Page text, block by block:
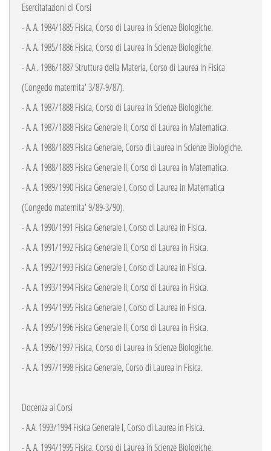
Esercitatazioni di Corsi
- A. A. 1984/1885 Fisica, Corso di Laurea in Scienze Biologiche.
- A. A. 1985/1886 Fisica, Corso di Laurea in Scienze Biologiche.
- A.A . 1986/1887 Struttura della Materia, Corso di Laurea in Fisica
(Congedo maternita' 3/87-9/87).
- A. A. 1987/1888 Fisica, Corso di Laurea in Scienze Biologiche.
- A. A. 1987/1888 Fisica Generale II, Corso di Laurea in Matematica.
- A. A. 1988/1889 Fisica Generale, Corso di Laurea in Scienze Biologiche.
- A. A. 1988/1889 Fisica Generale II, Corso di Laurea in Matematica.
- A. A. 1989/1990 Fisica Generale I, Corso di Laurea in Matematica
(Congedo maternita' 9/89-3/90).
- A. A. 1990/1991 Fisica Generale I, Corso di Laurea in Fisica.
- A. A. 1991/1992 Fisica Generale II, Corso di Laurea in Fisica.
- A. A. 1992/1993 Fisica Generale I, Corso di Laurea in Fisica.
- A. A. 1993/1994 Fisica Generale II, Corso di Laurea in Fisica.
- A. A. 1994/1995 Fisica Generale I, Corso di Laurea in Fisica.
- A. A. 1995/1996 Fisica Generale II, Corso di Laurea in Fisica.
- A. A. 1996/1997 Fisica, Corso di Laurea in Scienze Biologiche.
- A. A. 1997/1998 Fisica Generale, Corso di Laurea in Fisica.
Docenza ai Corsi
- A.A. 1993/1994 Fisica Generale I, Corso di Laurea in Fisica.
- A. A. 1994/1995 Fisica, Corso di Laurea in Scienze Biologiche.